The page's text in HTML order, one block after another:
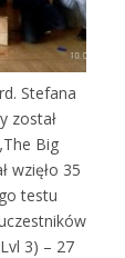
Stefana
został
Big
wzięło 35
testu
3) – 27